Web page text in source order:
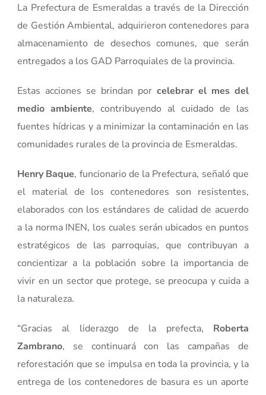
La Prefectura de Esmeraldas a través de la Dirección
de Gestión Ambiental, adquirieron contenedores para
almacenamiento de desechos comunes, que serán
entregados a los GAD Parroquiales de la provincia.
Estas acciones se brindan por celebrar el mes del
medio ambiente, contribuyendo al cuidado de las
fuentes hídricas y a minimizar la contaminación en las
comunidades rurales de la provincia de Esmeraldas.
Henry Baque, funcionario de la Prefectura, señaló que
el material de los contenedores son resistentes,
elaborados con los estándares de calidad de acuerdo
a la norma INEN, los cuales serán ubicados en puntos
estratégicos de las parroquias, que contribuyan a
concientizar a la población sobre la importancia de
vivir en un sector que protege, se preocupa y cuida a
la naturaleza.
“Gracias al liderazgo de la prefecta, Roberta
Zambrano, se continuará con las campañas de
reforestación que se impulsa en toda la provincia, y la
entrega de los contenedores de basura es un aporte